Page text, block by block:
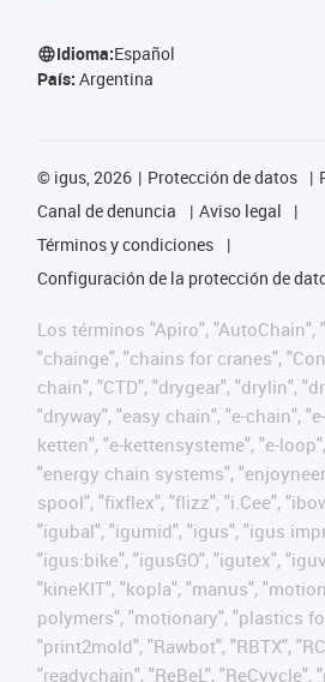
Idioma:Español
País: Argentina
© igus, 2026 Protección de datos
Canal de denuncia
Aviso legal
Términos y condiciones
Configuración de la protección de
Los términos "Apiro", "AutoChain",
"chainge", "chains for cranes",
chain", "CTD", "drygear", "drylin",
"dryway", "easy chain", "e-chain",
ketten", "e-kettensysteme", "e-
"energy chain systems",
spool", "fixflex", "flizz", "i.Cee",
"igubal", "igumid", "igus", "igus
"igus:bike", "igusGO", "igutex",
"kineKIT", "kopla", "manus",
polymers", "motionary", "plastics
"print2mold", "Rawbot", "RBTX",
"readychain", "ReBeL", "ReCyycle",